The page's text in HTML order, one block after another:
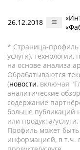
26.12.2018
* Страница-профиль
услуги),
на основе анализа
Обрабатываются
(новости, включая
аналитические
содержание
больше публикаций
или продукта/
Профиль может
информацией, в т.ч.